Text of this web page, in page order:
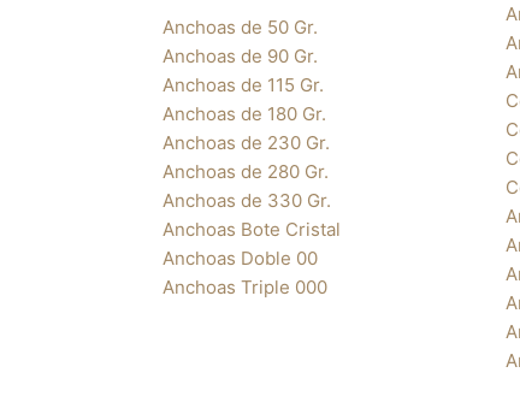
Anchoas de 50 Gr.
Anchoas de 90 Gr.
Anchoas de 115 Gr.
Anchoas de 180 Gr.
Anchoas de 230 Gr.
Anchoas de 280 Gr.
Anchoas de 330 Gr.
Anchoas Bote Cristal
Anchoas Doble 00
Anchoas Triple 000